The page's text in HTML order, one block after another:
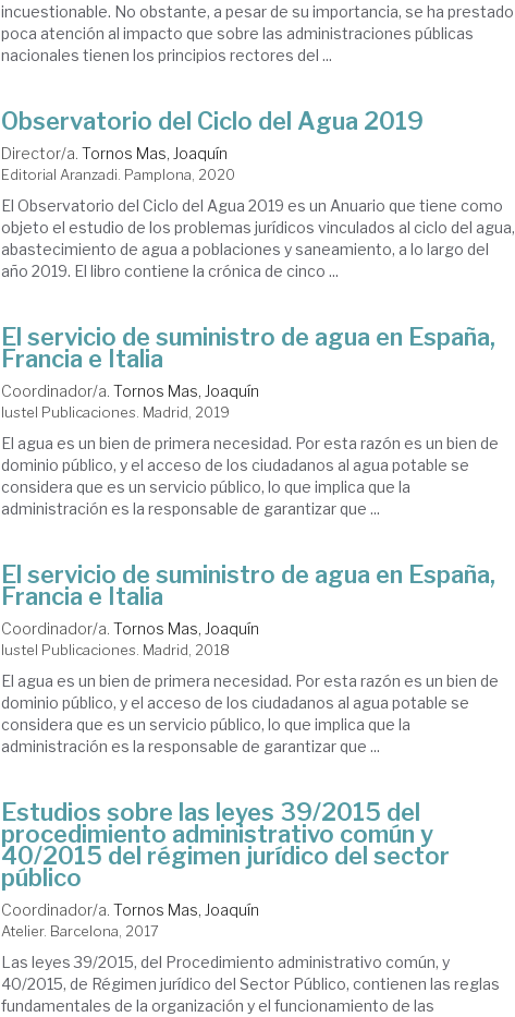
incuestionable. No obstante, a pesar de su importancia, se ha prestado
poca atención al impacto que sobre las administraciones públicas
nacionales tienen los principios rectores del ...
Observatorio del Ciclo del Agua 2019
Director/a.Tornos Mas, Joaquín
Editorial Aranzadi. Pamplona, 2020
El Observatorio del Ciclo del Agua 2019 es un Anuario que tiene como
objeto el estudio de los problemas jurídicos vinculados al ciclo del agua,
abastecimiento de agua a poblaciones y saneamiento, a lo largo del
año 2019. El libro contiene la crónica de cinco ...
El servicio de suministro de agua en España,
Francia e Italia
Coordinador/a.Tornos Mas, Joaquín
Iustel Publicaciones. Madrid, 2019
El agua es un bien de primera necesidad. Por esta razón es un bien de
dominio público, y el acceso de los ciudadanos al agua potable se
considera que es un servicio público, lo que implica que la
administración es la responsable de garantizar que ...
El servicio de suministro de agua en España,
Francia e Italia
Coordinador/a.Tornos Mas, Joaquín
Iustel Publicaciones. Madrid, 2018
El agua es un bien de primera necesidad. Por esta razón es un bien de
dominio público, y el acceso de los ciudadanos al agua potable se
considera que es un servicio público, lo que implica que la
administración es la responsable de garantizar que ...
Estudios sobre las leyes 39/2015 del
procedimiento administrativo común y
40/2015 del régimen jurídico del sector
público
Coordinador/a.Tornos Mas, Joaquín
Atelier. Barcelona, 2017
Las leyes 39/2015, del Procedimiento administrativo común, y
40/2015, de Régimen jurídico del Sector Público, contienen las reglas
fundamentales de la organización y el funcionamiento de las